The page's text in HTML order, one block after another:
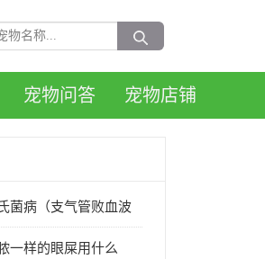
宠物问答 宠物店铺
菌病（支气管败血波
感染症状与治疗
一样的眼屎用什么